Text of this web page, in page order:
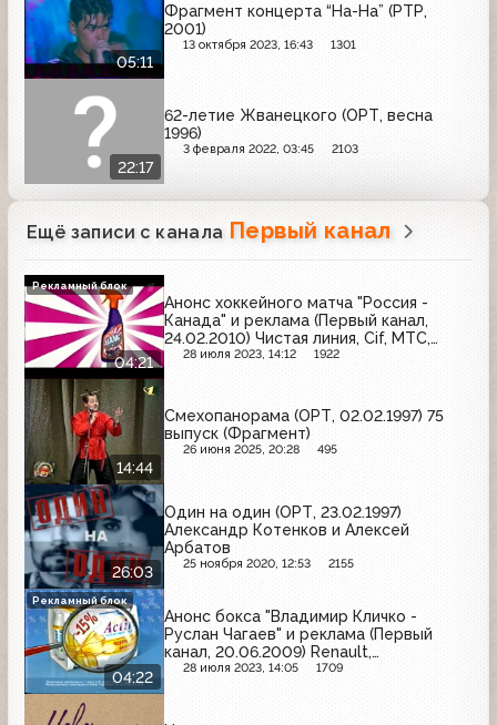
05:11
Фрагмент концерта “На-На” (РТР,
2001)
13 октября 2023, 16:43 1301
22:17
62-летие Жванецкого (ОРТ, весна
1996)
3 февраля 2022, 03:45 2103
Ещё записи с канала Первый канал
04:21
Анонс хоккейного матча "Россия -
Канада" и реклама (Первый канал,
24.02.2010) Чистая линия, Cif, МТС,
Nurofen, Брук Бонд, Л'Этуаль, Green
28 июля 2023, 14:12 1922
Рекламный блок
14:44
Смехопанорама (ОРТ, 02.02.1997) 75
выпуск (Фрагмент)
26 июня 2025, 20:28 495
26:03
Один на один (ОРТ, 23.02.1997)
Александр Котенков и Алексей
Арбатов
25 ноября 2020, 12:53 2155
04:22
Анонс бокса "Владимир Кличко -
Руслан Чагаев" и реклама (Первый
канал, 20.06.2009) Renault,
Head&Shoulders, Роллтон, Jacobs,
28 июля 2023, 14:05 1709
Рекламный блок